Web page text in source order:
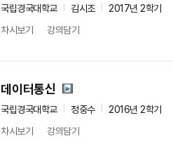
국립경국대학교 김시조
2017년 2학기
차시보기
강의담기
데이터통신
국립경국대학교 정중수
2016년 2학기
차시보기
강의담기